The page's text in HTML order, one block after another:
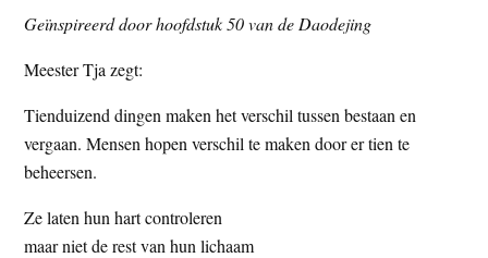
t
e
Geïnspireerd door hoofdstuk 50 van de Daodejing
Meester Tja zegt:
Tienduizend dingen maken het verschil tussen bestaan en
vergaan. Mensen hopen verschil te maken door er tien te
beheersen.
Ze laten hun hart controleren
maar niet de rest van hun lichaam